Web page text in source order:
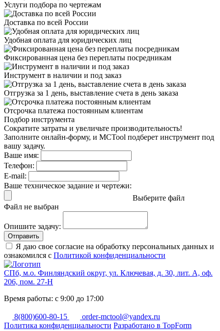
Услуги подбора по чертежам
Доставка по всей России
Удобная оплата для юридических лиц
Фиксированная цена без переплаты посредникам
Инструмент в наличии и под заказ
Отгрузка за 1 день, выставление счета в день заказа
Отсрочка платежа постоянным клиентам
Подбор инструмента
Сократите затраты и увеличьте производительность!
Заполните онлайн-форму, и MCTool подберет инструмент под
вашу задачу.
Ваше имя:
Телефон:
E-mail:
Ваше техническое задание и чертежи:
Выберите файл
Файл не выбран
Опишите задачу:
Отправить
Я даю свое согласие на обработку персональных данных и
ознакомился с Политикой конфиденциальности
СПб, м.о. Финляндский округ, ул. Ключевая, д. 30, лит. А, оф.
206, пом. 27-Н
Время работы: с 9:00 до 17:00
8(800)600-80-15
order-mctool@yandex.ru
Политика конфиденциальности Разработано в TopForm